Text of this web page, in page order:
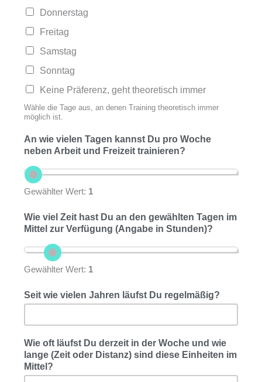
Donnerstag
Freitag
Samstag
Sonntag
Keine Präferenz, geht theoretisch immer
Wähle die Tage aus, an denen Training theoretisch immer
möglich ist.
An wie vielen Tagen kannst Du pro Woche
neben Arbeit und Freizeit trainieren?
Gewählter Wert: 1
Wie viel Zeit hast Du an den gewählten Tagen im
Mittel zur Verfügung (Angabe in Stunden)?
Gewählter Wert: 1
Seit wie vielen Jahren läufst Du regelmäßig?
Wie oft läufst Du derzeit in der Woche und wie
lange (Zeit oder Distanz) sind diese Einheiten im
Mittel?